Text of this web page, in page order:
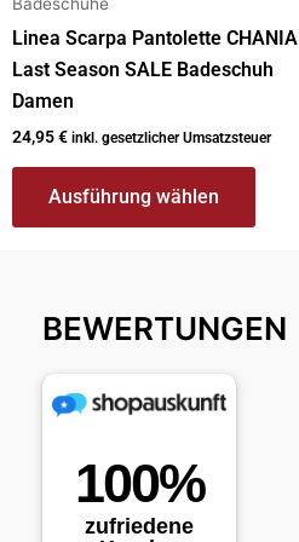
Badeschuhe
Linea Scarpa Pantolette CHANIA
Last Season SALE Badeschuh
Damen
24,95€ inkl. gesetzlicher Umsatzsteuer
Ausführung wählen
BEWERTUNGEN